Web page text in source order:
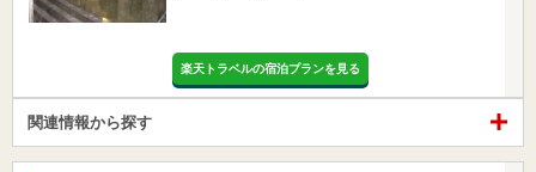
楽天トラベルの宿泊プランを見る
関連情報から探す